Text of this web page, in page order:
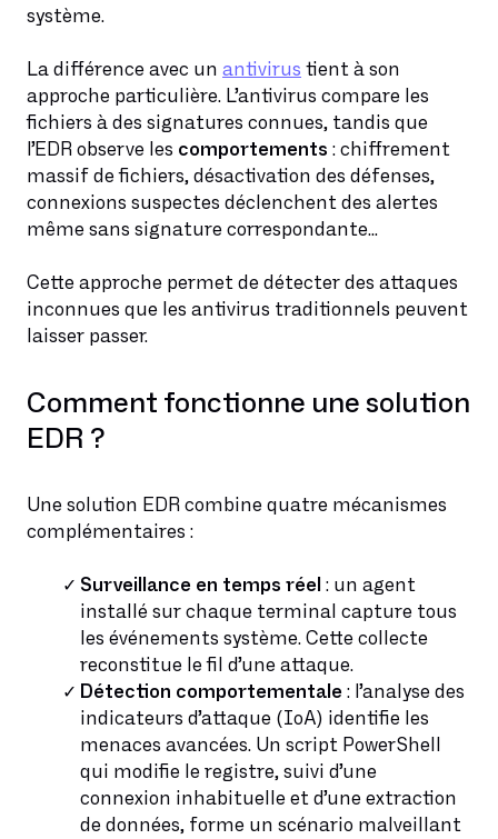
système.
La différence avec un antivirus tient à son
approche particulière. L’antivirus compare les
fichiers à des signatures connues, tandis que
l’EDR observe les comportements : chiffrement
massif de fichiers, désactivation des défenses,
connexions suspectes déclenchent des alertes
même sans signature correspondante...
Cette approche permet de détecter des attaques
inconnues que les antivirus traditionnels peuvent
laisser passer.
Comment fonctionne une solution
EDR ?
Une solution EDR combine quatre mécanismes
complémentaires :
Surveillance en temps réel : un agent
installé sur chaque terminal capture tous
les événements système. Cette collecte
reconstitue le fil d’une attaque.
Détection comportementale : l’analyse des
indicateurs d’attaque (IoA) identifie les
menaces avancées. Un script PowerShell
qui modifie le registre, suivi d’une
connexion inhabituelle et d’une extraction
de données, forme un scénario malveillant